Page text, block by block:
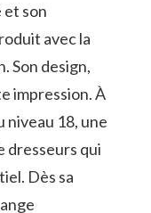
et son
avec la
Son design,
impression. À
niveau 18, une
dresseurs qui
Dès sa